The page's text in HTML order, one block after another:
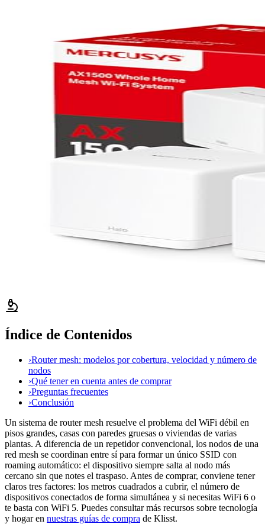
Índice de Contenidos
›Router mesh: modelos por cobertura, velocidad y número de
nodos
›Qué tener en cuenta antes de comprar
›Preguntas frecuentes
›Conclusión
Un sistema de router mesh resuelve el problema del WiFi débil en
pisos grandes, casas con paredes gruesas o viviendas de varias
plantas. A diferencia de un repetidor convencional, los nodos de una
red mesh se coordinan entre sí para formar un único SSID con
roaming automático: el dispositivo siempre salta al nodo más
cercano sin que notes el traspaso. Antes de comprar, conviene tener
claros tres factores: los metros cuadrados a cubrir, el número de
dispositivos conectados de forma simultánea y si necesitas WiFi 6 o
te basta con WiFi 5. Puedes consultar más recursos sobre tecnología
y hogar en nuestras guías de compra de Klisst.